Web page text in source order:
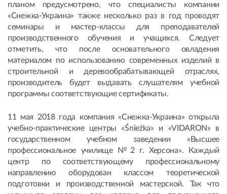
планом предусмотрено, что специалисты компании
«Снежка-Украина» также несколько раз в год проводят
семинары и мастер-классы для преподавателей
производственного обучения и учащихся. Следует
отметить, что после основательного овладения
материалом по использованию современных изделий в
строительной и деревообрабатывающей отраслях,
производитель будет выдавать слушателям учебной
программы соответствующие сертификаты.
11 мая 2018 года компания «Снежка-Украина» открыла
учебно-практические центры «Śnieżka» и «VIDARON» в
государственном учебном заведении «Высшее
профессиональное училище №2 г. Херсона». Каждый
центр по соответствующему профессиональному
направлению оборудован классом теоретической
подготовки и производственной мастерской. Так что